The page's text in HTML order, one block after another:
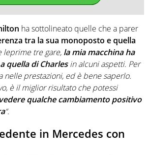
ha sottolineato quelle che a parer
tra la sua monoposto e quella
leprime tre gare, la mia macchina ha
quella di Charlesin alcuni aspetti. Per
nelle prestazioni, ed è bene saperlo.
è il miglior risultato che potessi
qualche cambiamento positivo
“.
in Mercedes con